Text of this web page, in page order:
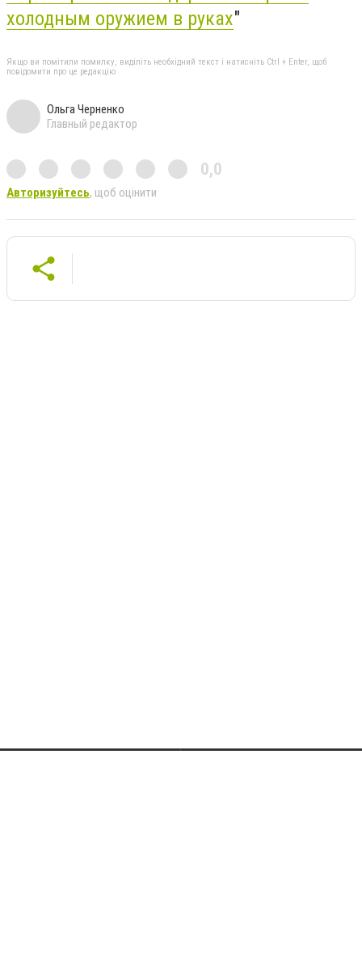
холодным оружием в руках"
Якщо ви помітили помилку, виділіть необхідний текст і натисніть Ctrl + Enter, щоб
повідомити про це редакцію
Ольга Черненко
Главный редактор
0,0
Авторизуйтесь, щоб оцінити